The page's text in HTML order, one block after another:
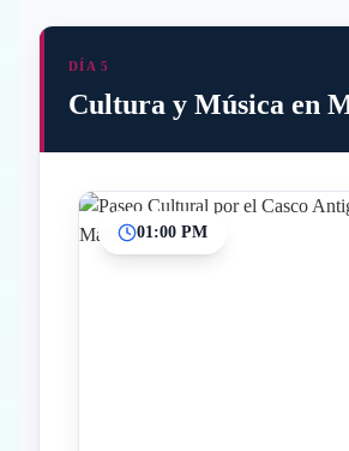
DÍA 5
Cultura y Música en
01:00 PM